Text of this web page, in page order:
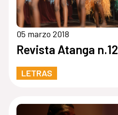
05 marzo 2018
Revista Atanga n.12
LETRAS